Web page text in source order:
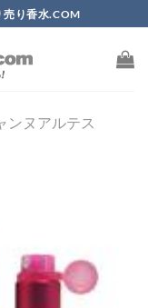
売り香水.COM
ンヌアルテス